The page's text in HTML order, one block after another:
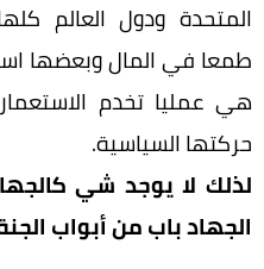
المتحدة ودول العالم
طمعا في المال وبعضها
هي عمليا تخدم
حركتها السياسية.
لذلك لا يوجد شي
الجهاد باب من أبواب